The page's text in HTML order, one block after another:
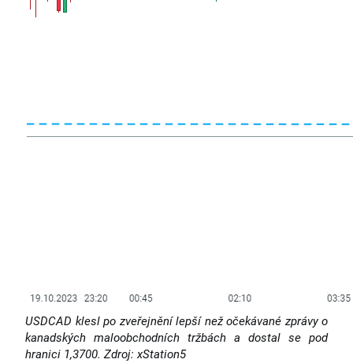
USDCAD klesl po zveřejnění lepší než očekávané zprávy o
kanadských maloobchodních tržbách a dostal se pod
hranici 1,3700. Zdroj: xStation5